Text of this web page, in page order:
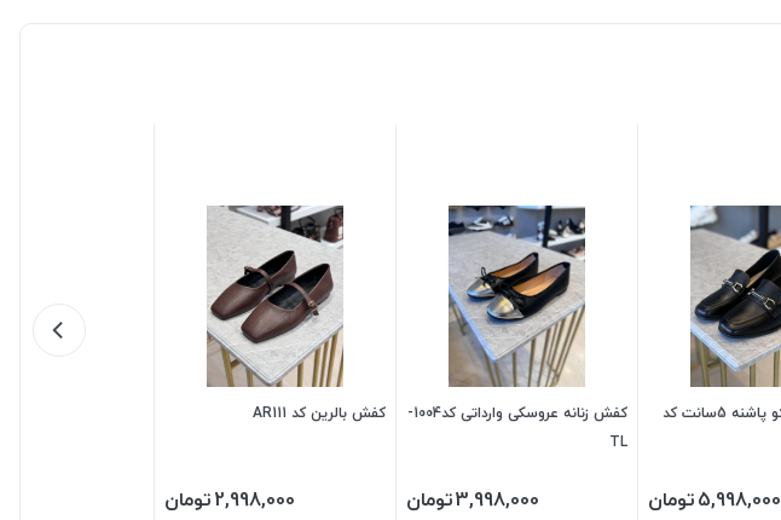
کفش زنانه کوکو پاشنه 5سانت کد
5,998,000تومان
کفش زنانه عروسکی وارداتی کد1004-
TL
3,998,000تومان
کفش بالرین کد AR111
2,998,000تومان